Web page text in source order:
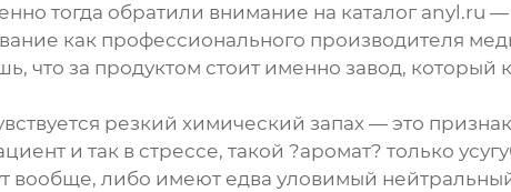
тогда обратили внимание на каталог anyl.ru —
как профессионального производителя
что за продуктом стоит именно завод, который
резкий химический запах — это
и так в стрессе, такой ?аромат? только
вообще, либо имеют едва уловимый